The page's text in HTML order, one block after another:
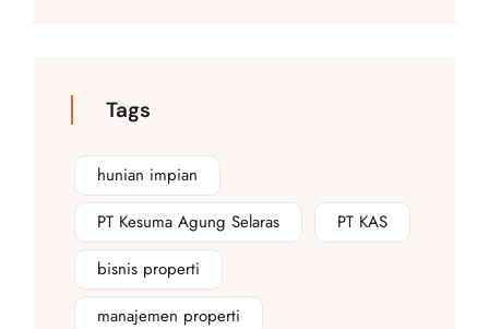
Tags
hunian impian
PT Kesuma Agung Selaras
PT KAS
bisnis properti
manajemen properti